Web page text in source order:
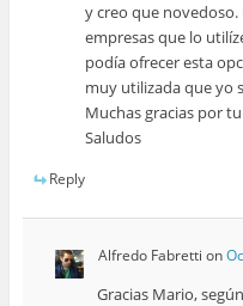
y creo que
empresas que lo
podía ofrecer esta
muy utilizada que yo
Muchas gracias por
Saludos
Reply
Alfredo Fabretti on
Gracias Mario,